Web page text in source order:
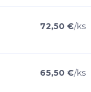
72,50 €/ks
65,50 €/ks